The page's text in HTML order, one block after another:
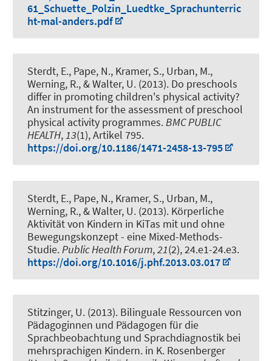
61_Schuette_Polzin_Luedtke_Sprachunterric
ht-mal-anders.pdf
Sterdt, E., Pape, N., Kramer, S., Urban, M.,
Werning, R., & Walter, U. (2013). Do preschools
differ in promoting children's physical activity?
An instrument for the assessment of preschool
physical activity programmes.BMC PUBLIC
HEALTH,13(1), Artikel 795.
https://doi.org/10.1186/1471-2458-13-795
Sterdt, E., Pape, N., Kramer, S., Urban, M.,
Werning, R., & Walter, U. (2013). Körperliche
Aktivität von Kindern in KiTas mit und ohne
Bewegungskonzept - eine Mixed-Methods-
Studie.Public Health Forum,21(2), 24.e1-24.e3.
https://doi.org/10.1016/j.phf.2013.03.017
Stitzinger, U. (2013). Bilinguale Ressourcen von
Pädagoginnen und Pädagogen für die
Sprachbeobachtung und Sprachdiagnostik bei
mehrsprachigen Kindern. in K. Rosenberger